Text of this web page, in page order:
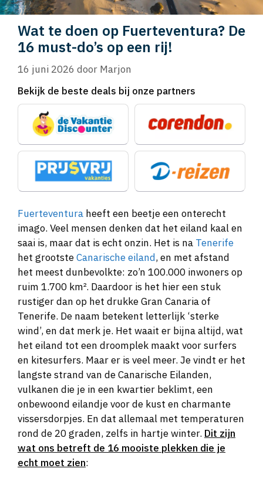
Wat te doen op Fuerteventura? De
16 must-do’s op een rij!
16 juni 2026 door Marjon
Bekijk de beste deals bij onze partners
Fuerteventura heeft een beetje een onterecht
imago. Veel mensen denken dat het eiland kaal en
saai is, maar dat is echt onzin. Het is na Tenerife
het grootsteCanarische eiland, en met afstand
het meest dunbevolkte: zo’n 100.000 inwoners op
ruim 1.700 km². Daardoor is het hier een stuk
rustiger dan op het drukke Gran Canaria of
Tenerife. De naam betekent letterlijk ‘sterke
wind’, en dat merk je. Het waait er bijna altijd, wat
het eiland tot een droomplek maakt voor surfers
en kitesurfers. Maar er is veel meer. Je vindt er het
langste strand van de Canarische Eilanden,
vulkanen die je in een kwartier beklimt, een
onbewoond eilandje voor de kust en charmante
vissersdorpjes. En dat allemaal met temperaturen
rond de 20 graden, zelfs in hartje winter. Dit zijn
wat ons betreft de 16 mooiste plekken die je
echt moet zien: